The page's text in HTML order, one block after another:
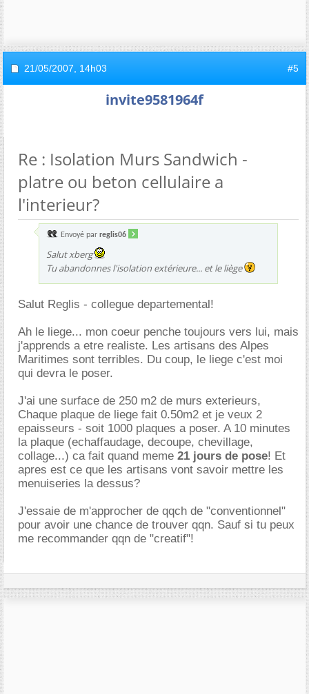
21/05/2007, 14h03 #5
invite9581964f
Re : Isolation Murs Sandwich -
platre ou beton cellulaire a
l'interieur?
Envoyé par reglis06
Salut xberg
Tu abandonnes l'isolation extérieure... et le liège
Salut Reglis - collegue departemental!
Ah le liege... mon coeur penche toujours vers lui, mais
j'apprends a etre realiste. Les artisans des Alpes
Maritimes sont terribles. Du coup, le liege c'est moi
qui devra le poser.
J'ai une surface de 250 m2 de murs exterieurs,
Chaque plaque de liege fait 0.50m2 et je veux 2
epaisseurs - soit 1000 plaques a poser. A 10 minutes
la plaque (echaffaudage, decoupe, chevillage,
collage...) ca fait quand meme 21 jours de pose! Et
apres est ce que les artisans vont savoir mettre les
menuiseries la dessus?
J'essaie de m'approcher de qqch de "conventionnel"
pour avoir une chance de trouver qqn. Sauf si tu peux
me recommander qqn de "creatif"!